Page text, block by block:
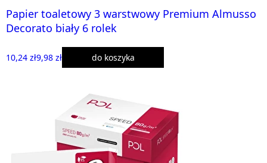
Papier toaletowy 3 warstwowy Premium Almusso
Decorato biały 6 rolek
10,24 zł9,98 zł do koszyka